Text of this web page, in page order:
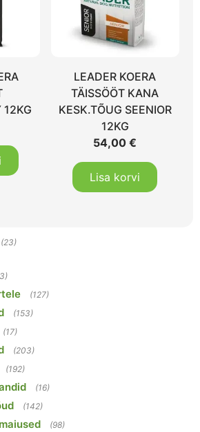
12KG
LEADER KOERA
TÄISSÖÖT KANA
KESK.TÕUG SEENIOR
12KG
54,00€
Lisa korvi
(23)
(127)
(153)
(17)
(203)
(192)
(16)
(142)
(98)